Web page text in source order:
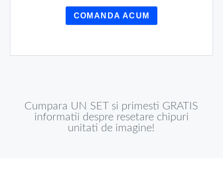
COMANDA ACUM
Cumpara UN SET si primesti GRATIS
informatii despre resetare chipuri
unitati de imagine!